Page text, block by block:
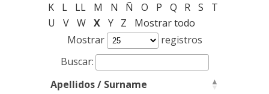
K
L LL M N Ñ O P Q R S
T
U
V W X Y Z
Mostrar todo
Mostrar
registros
Buscar:
Apellidos / Surname